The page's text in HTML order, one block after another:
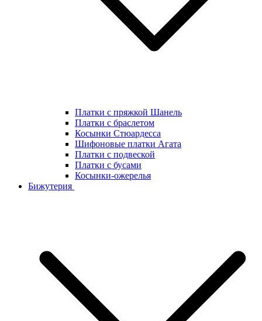
Платки с пряжкой Шанель
Платки с браслетом
Косынки Стюардесса
Шифоновые платки Агата
Платки с подвеской
Платки с бусами
Косынки-ожерелья
Бижутерия